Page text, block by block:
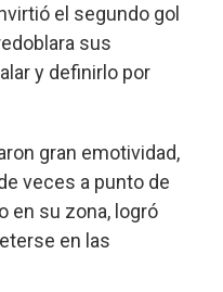
el segundo gol
sus
y definirlo por
gran emotividad,
veces a punto de
en su zona, logró
en las